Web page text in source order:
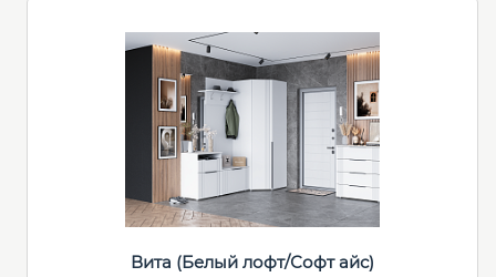
Вита (Белый лофт/Софт айс)